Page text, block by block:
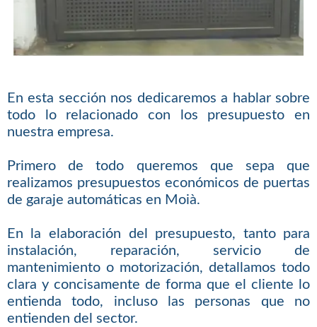
En esta sección nos dedicaremos a hablar sobre
todo lo relacionado con los presupuesto en
nuestra empresa.
Primero de todo queremos que sepa que
realizamos presupuestos económicos de puertas
de garaje automáticas en Moià.
En la elaboración del presupuesto, tanto para
instalación, reparación, servicio de
mantenimiento o motorización, detallamos todo
clara y concisamente de forma que el cliente lo
entienda todo, incluso las personas que no
entienden del sector.